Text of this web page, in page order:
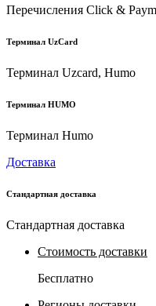
Перечисления Click &
Терминал UzCard
Терминал Uzcard, Humo
Терминал HUMO
Терминал Humo
Доставка
Стандартная доставка
Стандартная доставка
Стоимость доставки
Бесплатно